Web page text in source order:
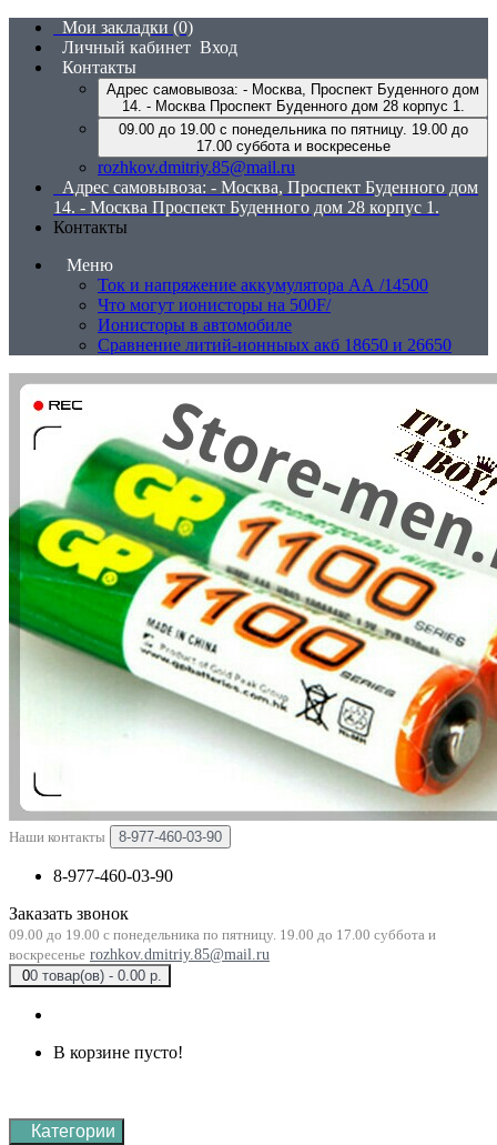
Мои закладки (0)
Личный кабинет Вход
Контакты
Адрес самовывоза: - Москва, Проспект Буденного дом
14. - Москва Проспект Буденного дом 28 корпус 1.
09.00 до 19.00 с понедельника по пятницу. 19.00 до
17.00 суббота и воскресенье
rozhkov.dmitriy.85@mail.ru
Адрес самовывоза: - Москва, Проспект Буденного дом
14. - Москва Проспект Буденного дом 28 корпус 1.
Контакты
Меню
Ток и напряжение аккумулятора АА /14500
Что могут ионисторы на 500F/
Ионисторы в автомобиле
Сравнение литий-ионныых акб 18650 и 26650
Наши контакты 8-977-460-03-90
8-977-460-03-90
Заказать звонок
09.00 до 19.00 с понедельника по пятницу. 19.00 до 17.00 суббота и
воскресенье rozhkov.dmitriy.85@mail.ru
00 товар(ов) - 0.00 р.
В корзине пусто!
Категории